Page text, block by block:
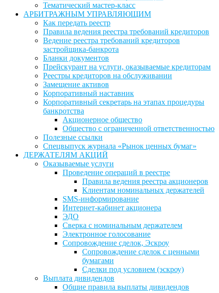
Тематический мастер-класс
АРБИТРАЖНЫМ УПРАВЛЯЮЩИМ
Как передать реестр
Правила ведения реестра требований кредиторов
Ведение реестра требований кредиторов
застройщика-банкрота
Бланки документов
Прейскурант на услуги, оказываемые кредиторам
Реестры кредиторов на обслуживании
Замещение активов
Корпоративный наставник
Корпоративный секретарь на этапах процедуры
банкротства
Акционерное общество
Общество с ограниченной ответственностью
Полезные ссылки
Спецвыпуск журнала «Рынок ценных бумаг»
ДЕРЖАТЕЛЯМ АКЦИЙ
Оказываемые услуги
Проведение операций в реестре
Правила ведения реестра акционеров
Клиентам номинальных держателей
SMS-информирование
Интернет-кабинет акционера
ЭДО
Сверка с номинальным держателем
Электронное голосование
Сопровождение сделок, Эскроу
Сопровождение сделок с ценными
бумагами
Сделки под условием (эскроу)
Выплата дивидендов
Общие правила выплаты дивидендов